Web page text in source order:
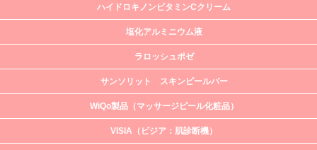
ハイドロキノンビタミンCクリーム
塩化アルミニウム液
ラロッシュポゼ
サンソリット スキンピールバー
WiQo製品（マッサージピール化粧品）
VISIA（ビジア：肌診断機）